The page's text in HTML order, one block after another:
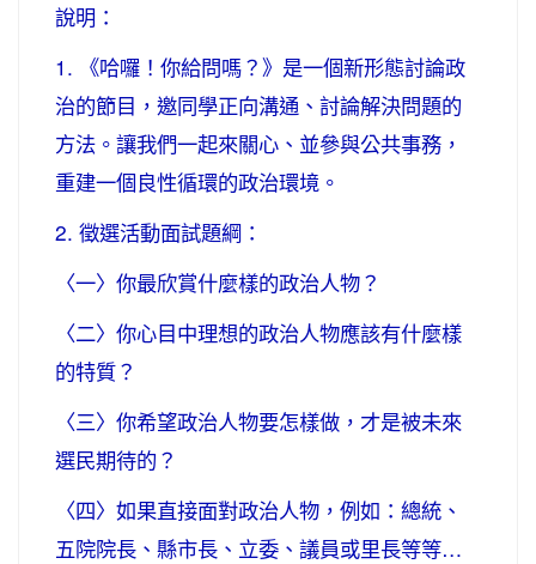
說明：
1. 《哈囉！你給問嗎？》是一個新形態討論政
治的節目，邀同學正向溝通、討論解決問題的
方法。讓我們一起來關心、並參與公共事務，
重建一個良性循環的政治環境。
2. 徵選活動面試題綱：
〈一〉你最欣賞什麼樣的政治人物？
〈二〉你心目中理想的政治人物應該有什麼樣
的特質？
〈三〉你希望政治人物要怎樣做，才是被未來
選民期待的？
〈四〉如果直接面對政治人物，例如：總統、
五院院長、縣市長、立委、議員或里長等等…